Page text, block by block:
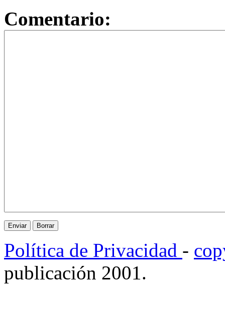
Comentario:
Política de Privacidad -
publicación 2001.